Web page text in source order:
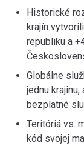
Historické
krajín
republiku a
Globálne
jednu
bezplatné
Teritóriá vs.
kód svojej